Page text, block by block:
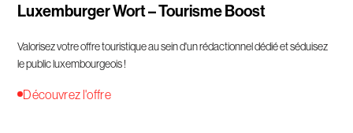
Luxemburger Wort – Tourisme Boost
Valorisez votre offre touristique au sein d'un rédactionnel dédié et séduisez
le public luxembourgeois !
Découvrez l'offre